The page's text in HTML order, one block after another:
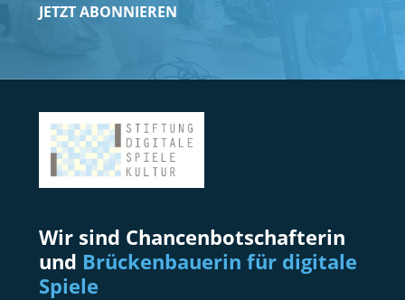
JETZT ABONNIEREN
Wir sind Chancenbotschafterin
und Brückenbauerin für digitale
Spiele